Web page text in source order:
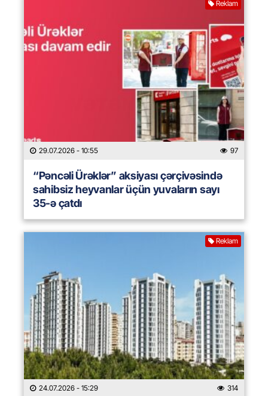
Reklam
29.07.2026 - 10:55 97
“Pəncəli Ürəklər” aksiyası çərçivəsində
sahibsiz heyvanlar üçün yuvaların sayı
35-ə çatdı
Reklam
24.07.2026 - 15:29 314